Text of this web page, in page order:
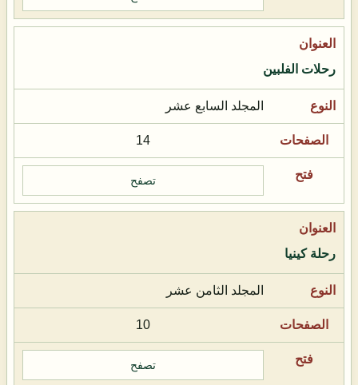
رحلات الفلبين
المجلد السابع عشر
14
تصفح
رحلة كينيا
المجلد الثامن عشر
10
تصفح